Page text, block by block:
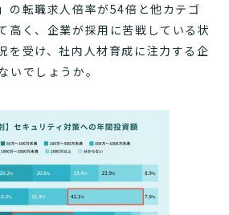
の転職求人倍率が54倍と他カテゴ
高く、企業が採用に苦戦している状
を受け、社内人材育成に注力する企
いでしょうか。